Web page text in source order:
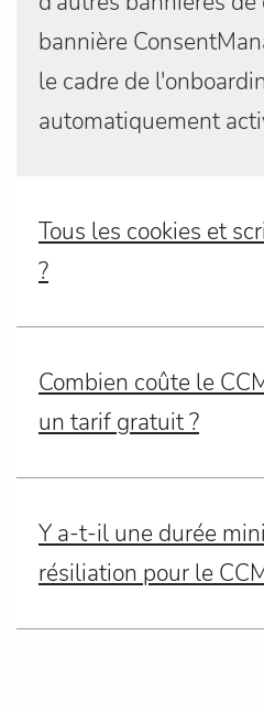
bannière
le cadre de
automatiquement
Tous les cookies et
?
Combien coûte le
un tarif gratuit ?
Y a-t-il une durée
résiliation pour le